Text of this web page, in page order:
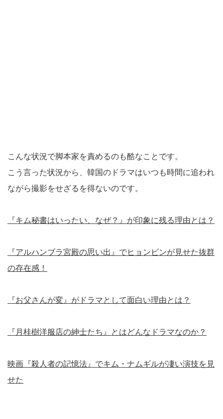
こんな状況で脚本家を責めるのも酷なことです。
こう言った状況から、韓国のドラマはいつも時間に追われ
ながら撮影をせざるを得ないのです。
『キム秘書はいったい、なぜ？』が印象に残る理由とは？
『アルハンブラ宮殿の思い出』でヒョンビンが見せた抜群
の存在感！
『お父さんが変』がドラマとして面白い理由とは？
『月桂樹洋服店の紳士たち』とはどんなドラマなのか？
映画『殺人者の記憶法』でキム・ナムギルが凄い演技を見
せた